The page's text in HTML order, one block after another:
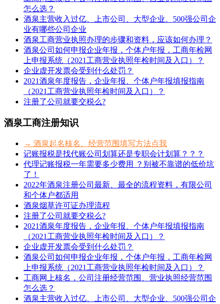
怎么选？
酒泉主营收入过亿、上市公司、大型企业、500强公司企
业有哪些公司企业
酒泉工商营业执照办理的步骤和资料，应该如何办理？
酒泉公司如何申报企业年报，个体户年报，工商年检网
上申报系统（2021工商营业执照年检时间及入口）？
企业虚开发票会受到什么处罚？
2021酒泉年度报告，企业年报、个体户年报填报指南
（2021工商营业执照年检时间及入口）？
注册了公司就要交税么?
酒泉工商注册知识
→ 酒泉起名核名、经营范围填写方法点我
记账报税是找代账公司划算还是专职会计划算？？？
代理记账报税一年需要多少费用 ？别被不靠谱的低价坑
了！
2022年酒泉注册公司最新、最全的流程资料，有限公司
和个体户都适用
酒泉烟草许可证办理流程
注册了公司就要交税么?
2021酒泉年度报告，企业年报、个体户年报填报指南
（2021工商营业执照年检时间及入口）？
企业虚开发票会受到什么处罚？
酒泉公司如何申报企业年报，个体户年报，工商年检网
上申报系统（2021工商营业执照年检时间及入口）？
工商网上核名，公司注册经营范围、营业执照经营范围
怎么选？
酒泉主营收入过亿、上市公司、大型企业、500强公司企